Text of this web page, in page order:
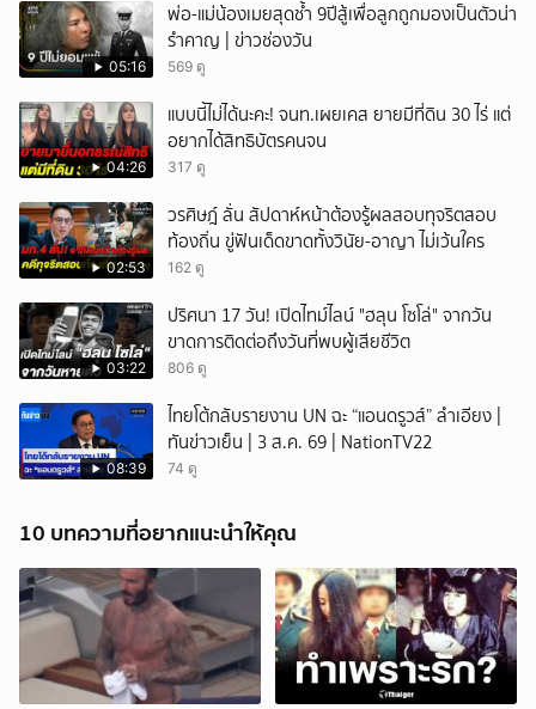
05:16
พ่อ-แม่น้องเมยสุดช้ำ 9ปีสู้เพื่อลูกถูกมองเป็นตัวน่า
รำคาญ | ข่าวช่องวัน
569 ดู
04:26
แบบนี้ไม่ได้นะคะ! จนท.เผยเคส ยายมีที่ดิน 30 ไร่ แต่
อยากได้สิทธิบัตรคนจน
317 ดู
02:53
วรศิษฎ์ ลั่น สัปดาห์หน้าต้องรู้ผลสอบทุจริตสอบ
ท้องถิ่น ขู่ฟันเด็ดขาดทั้งวินัย-อาญา ไม่เว้นใคร
162 ดู
03:22
ปริศนา 17 วัน! เปิดไทม์ไลน์ "ฮลุน โซโล่" จากวัน
ขาดการติดต่อถึงวันที่พบผู้เสียชีวิต
806 ดู
08:39
ไทยโต้กลับรายงาน UN ฉะ “แอนดรูวส์” ลำเอียง |
ทันข่าวเย็น | 3 ส.ค. 69 | NationTV22
74 ดู
10 บทความที่อยากแนะนำให้คุณ